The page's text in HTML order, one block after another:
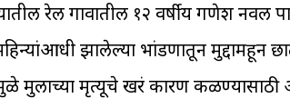
रेल गावातील १२ वर्षीय गणेश नवल
झालेल्या भांडणातून मुद्दामहून
मुलाच्या मृत्यूचे खरं कारण